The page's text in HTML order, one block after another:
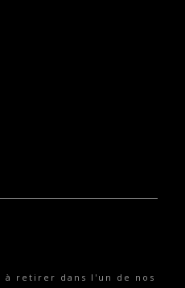
à retirer dans l'un de nos